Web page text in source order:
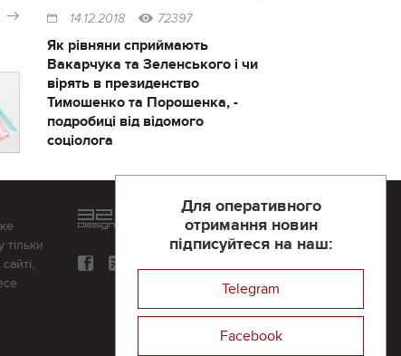
14.12.2018 72397
Як рівняни сприймають
Вакарчука та Зеленського і чи
вірять в президенство
Тимошенко та Порошенка, -
подробиці від відомого
соціолога
Для оперативного
отримання новин
підписуйтеся на наш:
Telegram
Facebook
Розроблений та підтримується
компанії 32х32